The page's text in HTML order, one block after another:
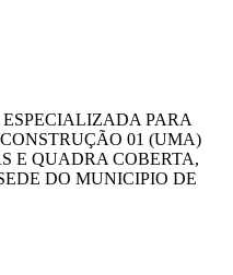
PARA
01 (UMA)
E QUADRA COBERTA,
DO MUNICIPIO DE